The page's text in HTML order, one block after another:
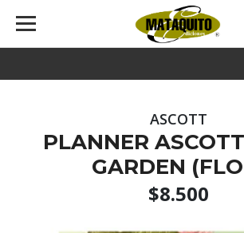
ASCOTT
PLANNER
GARDEN
$8.500